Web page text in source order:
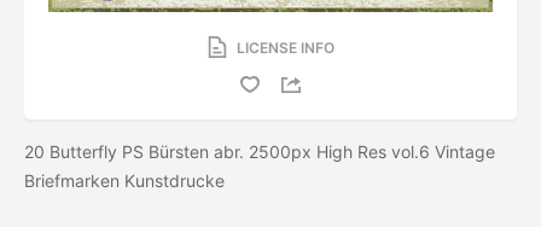
LICENSE INFO
20 Butterfly PS Bürsten abr. 2500px High Res vol.6 Vintage
Briefmarken Kunstdrucke